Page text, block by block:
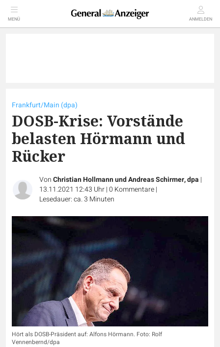
MENÜ ANMELDEN
Frankfurt/Main (dpa)
DOSB-Krise: Vorstände
belasten Hörmann und
Rücker
VonChristian Hollmann und Andreas Schirmer, dpa |
13.11.2021 12:43 Uhr|0 Kommentare|
Lesedauer: ca. 3 Minuten
Hört als DOSB-Präsident auf: Alfons Hörmann. Foto: Rolf
Vennenbernd/dpa